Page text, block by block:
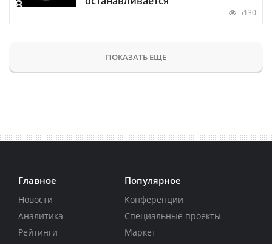
5130
ПОКАЗАТЬ ЕЩЕ
Главное
Новости
Аналитика
Рейтинги
Популярное
Конференции
Специальные проекты
Маркет